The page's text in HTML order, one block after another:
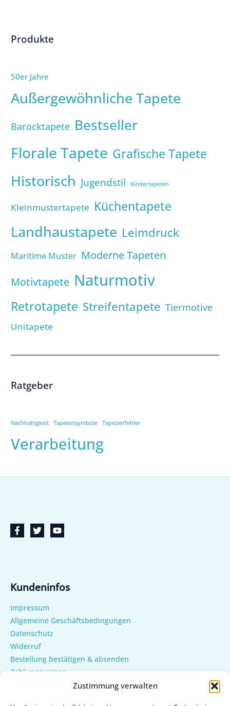
Zustimmung verwalten
Produkte
50er Jahre
Außergewöhnliche Tapete
Barocktapete Bestseller
Florale Tapete Grafische Tapete
Historisch Jugendstil Kindertapeten
Kleinmustertapete Küchentapete
Landhaustapete Leimdruck
Maritime Muster Moderne Tapeten
Motivtapete Naturmotiv
Retrotapete Streifentapete Tiermotive
Unitapete
Ratgeber
Nachhaltigkeit Tapetensymbole Tapezierfehler
Verarbeitung
Kundeninfos
Impressum
Allgemeine Geschäftsbedingungen
Datenschutz
Widerruf
Bestellung bestätigen & absenden
Zahlungsweisen
Versand & Lieferung